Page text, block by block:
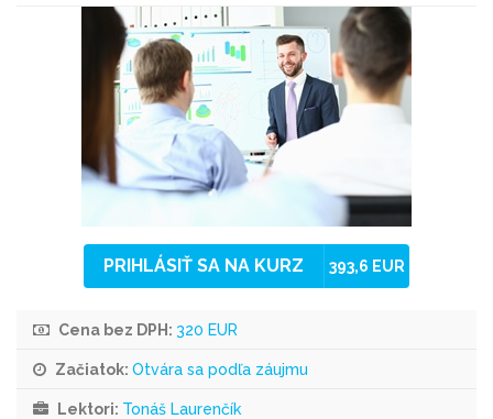
PRIHLÁSIŤ SA NA KURZ 393,6 EUR
Cena bez DPH: 320 EUR
Začiatok: Otvára sa podľa záujmu
Lektori: Tonáš Laurenčík